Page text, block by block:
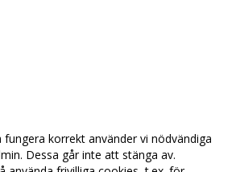
korrekt använder vi nödvändiga
Dessa går inte att stänga av.